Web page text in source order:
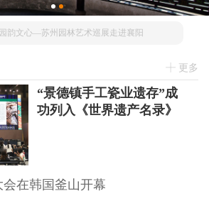
韵文心—苏州园林艺术巡展走进襄阳
更多
“景德镇手工瓷业遗存”成
功列入《世界遗产名录》
在韩国釜山开幕